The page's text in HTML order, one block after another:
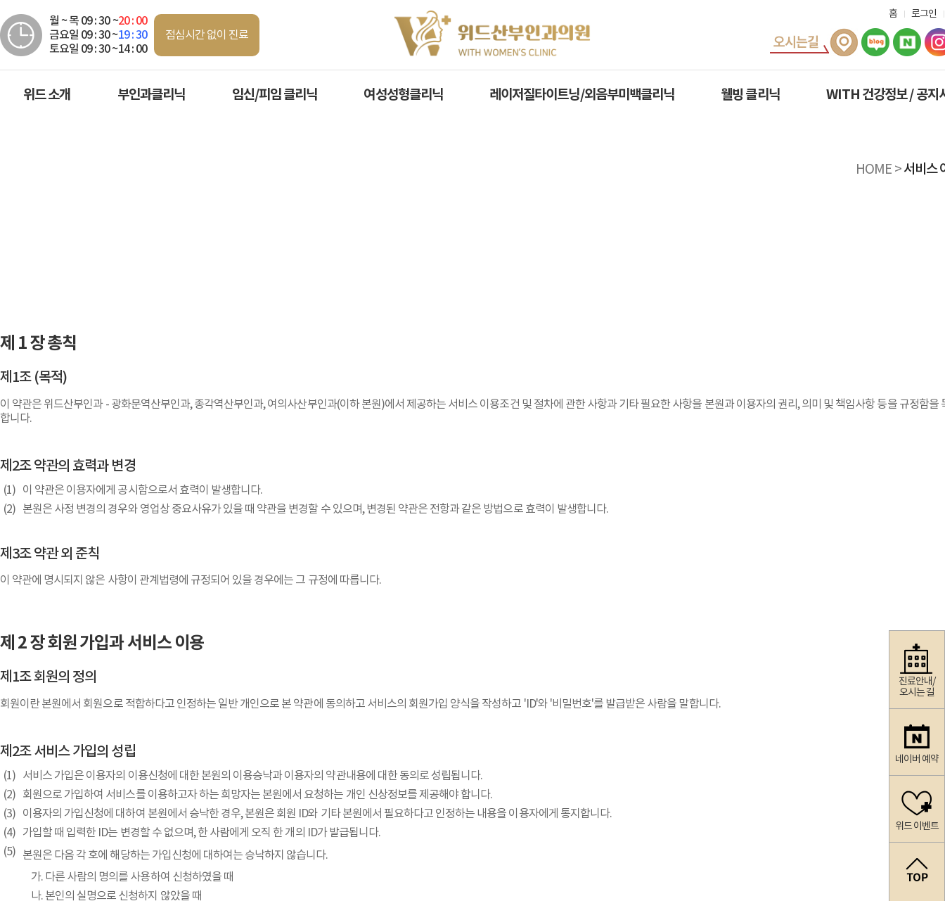
홈 로그인
월 ~ 목 09 : 30 ~20 : 00
금요일 09 : 30 ~19 : 30
토요일 09 : 30 ~14 : 00
점심시간 없이 진료
위드 소개 부인과클리닉 임신/피임 클리닉 여성성형클리닉 레이저질타이트닝/외음부미백클리닉 웰빙 클리닉 WITH 건강정보 / 공지
HOME >서비스
제 1 장 총칙
제1조 (목적)
이 약관은 위드산부인과 - 광화문역산부인과, 종각역산부인과, 여의사산부인과(이하 본원)에서 제공하는 서비스 이용조건 및 절차에 관한 사항과 기타 필요한 사항을 본원과 이용자의 권리, 의미 및 책임사항 등을 규정함을
합니다.
제2조 약관의 효력과 변경
이 약관은 이용자에게 공시함으로서 효력이 발생합니다.
본원은 사정 변경의 경우와 영업상 중요사유가 있을 때 약관을 변경할 수 있으며, 변경된 약관은 전항과 같은 방법으로 효력이 발생합니다.
제3조 약관 외 준칙
이 약관에 명시되지 않은 사항이 관계법령에 규정되어 있을 경우에는 그 규정에 따릅니다.
제 2 장 회원 가입과 서비스 이용
제1조 회원의 정의
회원이란 본원에서 회원으로 적합하다고 인정하는 일반 개인으로 본 약관에 동의하고 서비스의 회원가입 양식을 작성하고 'ID'와 '비밀번호'를 발급받은 사람을 말합니다.
제2조 서비스 가입의 성립
서비스 가입은 이용자의 이용신청에 대한 본원의 이용승낙과 이용자의 약관내용에 대한 동의로 성립됩니다.
회원으로 가입하여 서비스를 이용하고자 하는 희망자는 본원에서 요청하는 개인 신상정보를 제공해야 합니다.
이용자의 가입신청에 대하여 본원에서 승낙한 경우, 본원은 회원 ID와 기타 본원에서 필요하다고 인정하는 내용을 이용자에게 통지합니다.
가입할 때 입력한 ID는 변경할 수 없으며, 한 사람에게 오직 한 개의 ID가 발급됩니다.
본원은 다음 각 호에 해당하는 가입신청에 대하여는 승낙하지 않습니다.
다른 사람의 명의를 사용하여 신청하였을 때
본인의 실명으로 신청하지 않았을 때
진료안내/
오시는 길
네이버 예약
위드 이벤트